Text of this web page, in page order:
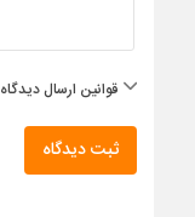
قوانین ارسال دیدگاه
ثبت دیدگاه